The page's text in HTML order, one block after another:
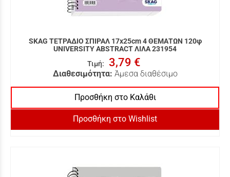
SKAG ΤΕΤΡΑΔΙΟ ΣΠΙΡΑΛ 17x25cm 4 ΘΕΜΑΤΩΝ 120φ
UNIVERSITY ABSTRACT ΛΙΛΑ 231954
Τιμή: 3,79 €
Διαθεσιμότητα: Άμεσα διαθέσιμο
Προσθήκη στο Καλάθι
Προσθήκη στο Wishlist